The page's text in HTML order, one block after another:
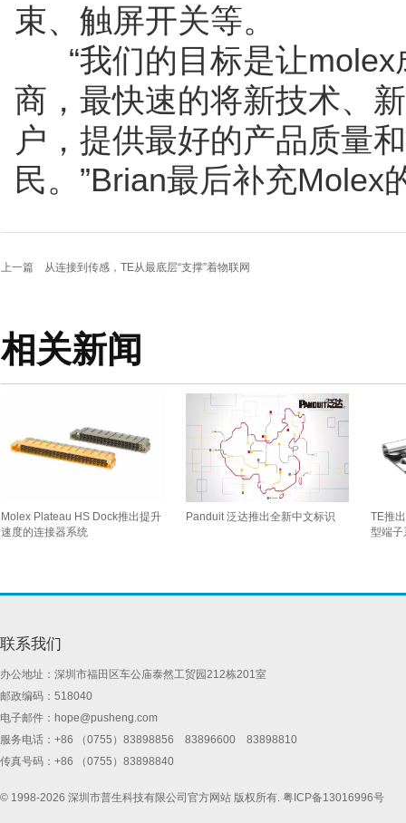
束、触屏开关等。
“我们的目标是让molex
商，最快速的将新技术、
户，提供最好的产品质量
民。”Brian最后补充Molex
上一篇 从连接到传感，TE从最底层“支撑”着物联网
相关新闻
Molex Plateau HS Dock推出提升
速度的连接器系统
Panduit 泛达推出全新中文标识
TE推
型端子
联系我们
办公地址：深圳市福田区车公庙泰然工贸园212栋201室
邮政编码：518040
电子邮件： hope@pusheng.com
服务电话：+86 （0755）83898856 83896600 83898810
传真号码：+86 （0755）83898840
© 1998-2026 深圳市普生科技有限公司官方网站 版权所有. 粤ICP备13016996号